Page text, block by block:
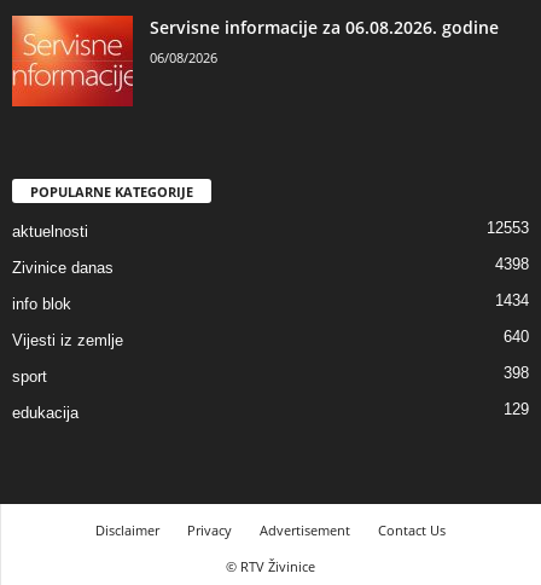
Servisne informacije za 06.08.2026. godine
06/08/2026
POPULARNE KATEGORIJE
aktuelnosti 12553
Zivinice danas 4398
info blok 1434
Vijesti iz zemlje 640
sport 398
edukacija 129
Disclaimer Privacy Advertisement
Contact Us
© RTV Živinice